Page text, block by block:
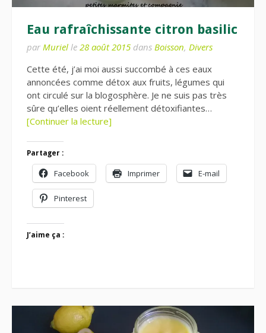
Eau rafraîchissante citron basilic
par Muriel le 28 août 2015 dans Boisson, Divers
Cette été, j’ai moi aussi succombé à ces eaux
annoncées comme détox aux fruits, légumes qui
ont circulé sur la blogosphère. Je ne suis pas très
sûre qu’elles oient réellement détoxifiantes…
[Continuer la lecture]
Partager :
Facebook Imprimer E-mail
Pinterest
J’aime ça :